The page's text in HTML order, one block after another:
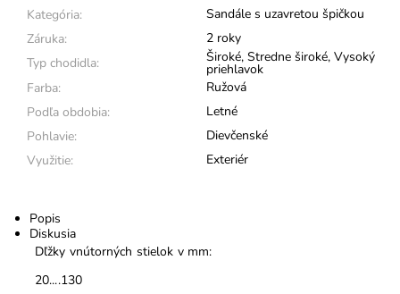
Kategória:
Sandále s uzavretou špičkou
Záruka:
2 roky
Typ chodidla:
Široké, Stredne široké, Vysoký
priehlavok
Farba:
Ružová
Podľa obdobia:
Letné
Pohlavie:
Dievčenské
Využitie:
Exteriér
Popis
Diskusia
Dľžky vnútorných stielok v mm:
20....130